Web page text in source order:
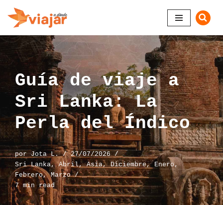
Saltar
al
contenido
Guía de viaje a
Sri Lanka: La
Perla del Índico
porJota L.
27/07/2026
Sri Lanka,Abril,Asia,Diciembre, Enero,
Febrero,Marzo
7 min read